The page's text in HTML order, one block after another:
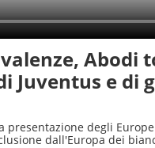
Abodi
Juventus e di
presentazione degli
dall'Europa dei